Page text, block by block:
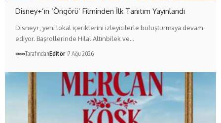
Disney+’ın ‘Öngörü’ Filminden İlk Tanıtım Yayınlandı
Disney+, yeni lokal içeriklerini izleyicilerle buluşturmaya devam
ediyor. Başrollerinde Hilal Altınbilek ve…
TarafındanEditör 7 Ağu 2026